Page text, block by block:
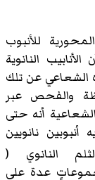
للأنبوب
النانوية
الشعاعي عن تلك
والفحص عبر
أنه حتى
نانويين
النانوي (
عدة على